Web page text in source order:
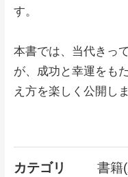
す。
本書では、当代きっ
が、成功と幸運をも
え方を楽しく公開しま
カテゴリ
書籍